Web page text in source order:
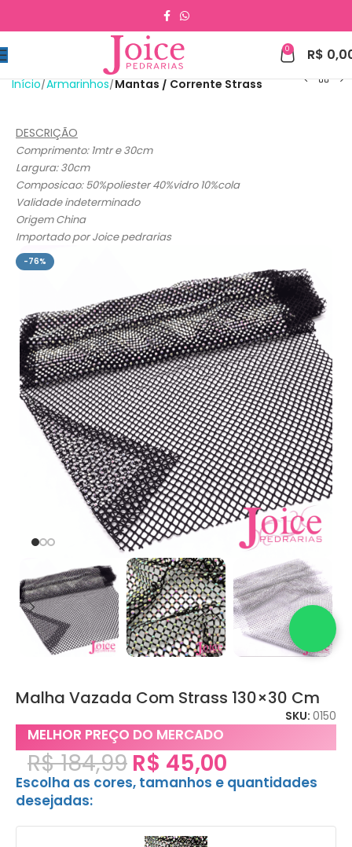
0 R$
Início Armarinhos Mantas / Corrente Strass
-76%
DESCRIÇÃO
Comprimento: 1mtr e 30cm
Largura: 30cm
Composicao: 50%poliester 40%vidro 10%cola
Validade indeterminado
Origem China
Importado por Joice pedrarias
Malha Vazada Com Strass 130×30 Cm
SKU: 0150
MELHOR PREÇO DO MERCADO
R$184,99 R$ 45,00
Escolha as cores, tamanhos e quantidades
desejadas: